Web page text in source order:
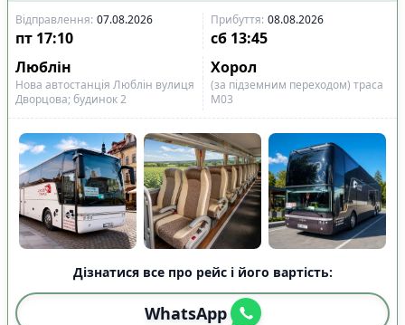
Відправлення: 07.08.2026 Прибуття: 08.08.2026
пт 17:10 сб 13:45
Люблін
Хорол
Нова автостанція Люблін вулиця
Дворцова; будинок 2
(за підземним переходом) траса
М03
Дізнатися все про рейс і його вартість:
WhatsApp